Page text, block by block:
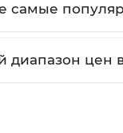
самые
диапазон цен